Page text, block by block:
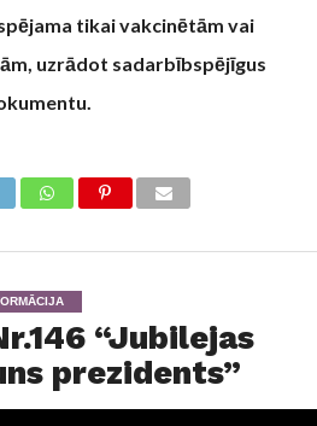
tikai vakcinētām vai
uzrādot sadarbībspējīgus
“Jubilejas
prezidents”